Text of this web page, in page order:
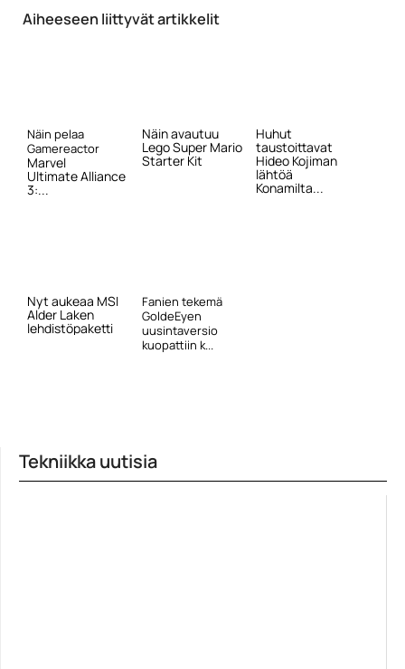
Yleinen
Aiheeseen liittyvät artikkelit
Näin pelaa
Gamereactor
Marvel
Ultimate Alliance
3:...
Näin avautuu
Lego Super Mario
Starter Kit
Huhut
taustoittavat
Hideo Kojiman
lähtöä
Konamilta...
Nyt aukeaa MSI
Alder Laken
lehdistöpaketti
Fanien tekemä
GoldeEyen
uusintaversio
kuopattiin k...
Tekniikka uutisia